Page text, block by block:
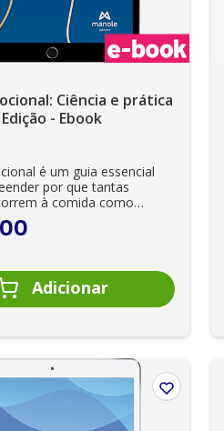
Ciência e prática
- Ebook
é um guia essencial
por que tantas
à comida como
e...
00